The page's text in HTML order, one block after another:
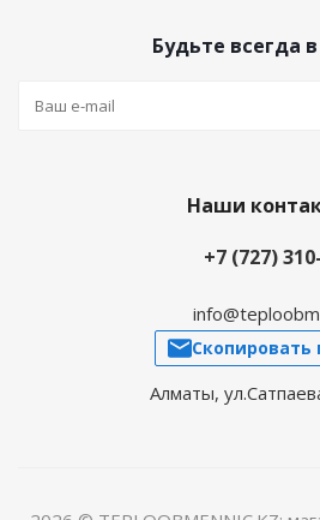
Будьте всегда
Наши
+7 (727)
Скопировать
Алматы,